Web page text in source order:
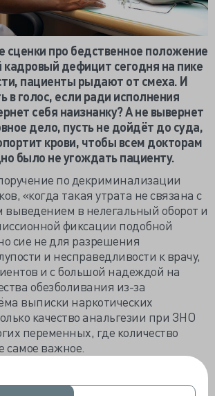
сценки про бедственное положение
кадровый дефицит сегодня на пике
пациенты рыдают от смеха. И
в голос, если ради исполнения
себя наизнанку? А не вывернет
дело, пусть не дойдёт до суда,
крови, чтобы всем докторам
было не угождать пациенту.
по декриминализации
«когда такая утрата не связана с
в нелегальный оборот и
фиксации подобной
сие не для разрешения
и несправедливости к врачу,
и с большой надеждой на
обезболивания из-за
выписки наркотических
качество анальгезии при ЗНО
переменных, где количество
самое важное.
от уголовной
за непреднамеренную утрату